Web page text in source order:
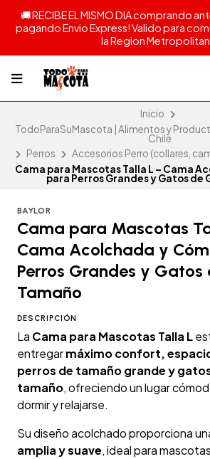
🚚 RECIBE EL MISMO DIA comprando
pagando Envio Express! Valido para
la Region
Inicio
TodoParaSuMascota | Alimentos y
Chile
Perros
Accesorios Perro (collares,
Cama para Mascotas Talla L – Cama
para Perros Grandes y Gatos de
BAYLOR
Cama para Mascotas
Cama Acolchada y
Perros Grandes y Gatos
Tamaño
DESCRIPCIÓN
La Cama para Mascotas Talla L
entregarmáximo confort,
perros de tamaño grande y
tamaño, ofreciendo un lugar
dormir y relajarse.
Su diseño acolchado proporciona
amplia y suave, ideal para